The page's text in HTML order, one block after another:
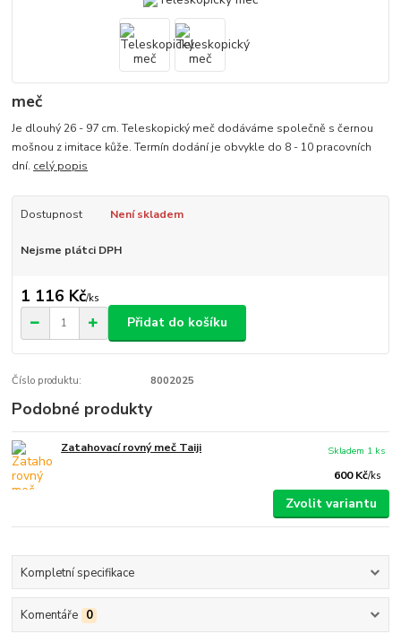
meč
Je dlouhý 26 - 97 cm. Teleskopický meč dodáváme společně s černou
mošnou z imitace kůže. Termín dodání je obvykle do 8 - 10 pracovních
dní. celý popis
Dostupnost Není skladem
Nejsme plátci DPH
1 116 Kč/ks
Přidat do košíku
Číslo produktu: 8002025
Podobné produkty
Zatahovací rovný meč Taiji
600 Kč/ks
Skladem 1 ks
Zvolit variantu
Kompletní specifikace
Komentáře 0